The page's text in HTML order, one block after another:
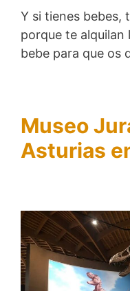
Y si tienes bebes,
porque te alquilan
bebe para que os
Museo
Asturias